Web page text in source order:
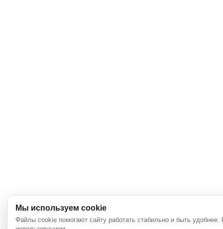
Мы используем cookie
Файлы cookie помогают сайту работать стабильно и быть